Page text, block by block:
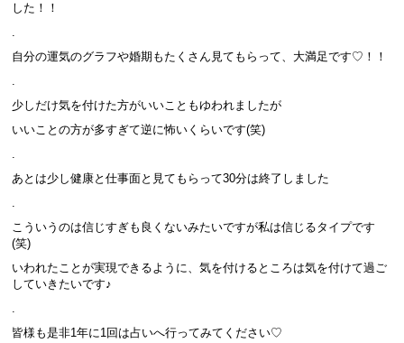
した！！
.
自分の運気のグラフや婚期もたくさん見てもらって、大満足です♡！！
.
少しだけ気を付けた方がいいこともゆわれましたが
いいことの方が多すぎて逆に怖いくらいです(笑)
.
あとは少し健康と仕事面と見てもらって30分は終了しました
.
こういうのは信じすぎも良くないみたいですが私は信じるタイプです
(笑)
いわれたことが実現できるように、気を付けるところは気を付けて過ご
していきたいです♪
.
皆様も是非1年に1回は占いへ行ってみてください♡